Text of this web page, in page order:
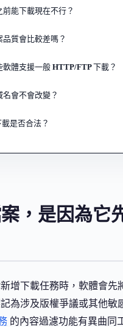
能下載現在不行？
質會比較差嗎？
體支援一般 HTTP/FTP 下載？
會不會改變？
是否合法？
，是因為它
增下載任務時，軟體會先
為涉及版權爭議或其他
的內容過濾功能有異曲同